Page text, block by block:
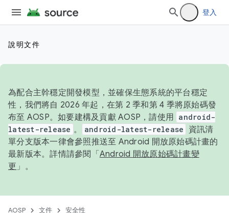
登入
說明文件
為配合主幹穩定開發模型，並確保生態系統的平台穩定
性，我們將自 2026 年起，在第 2 季和第 4 季將原始碼發
布至 AOSP。如要建構及貢獻 AOSP，請使用 android-
latest-release 。 android-latest-release
資訊清
單分支版本一律會參照推送至 Android 開放原始碼計畫的
最新版本。詳情請參閱「 Android 開放原始碼計畫變
更 」。
AOSP 文件 安全性